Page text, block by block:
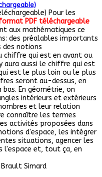
Pour les
PDF téléchargeable
aux mathématiques ce
des préalables importants
des notions
chiffre qui est en avant ou
aura aussi le chiffre qui est
est le plus loin ou le plus
seront au-dessus, en
En géométrie, on
intérieurs et extérieurs
et leur relation
connaître les termes
activités proposées dans
d'espace, les intégrer
situations, agencer les
l'espace et, tout ça, en
Simard